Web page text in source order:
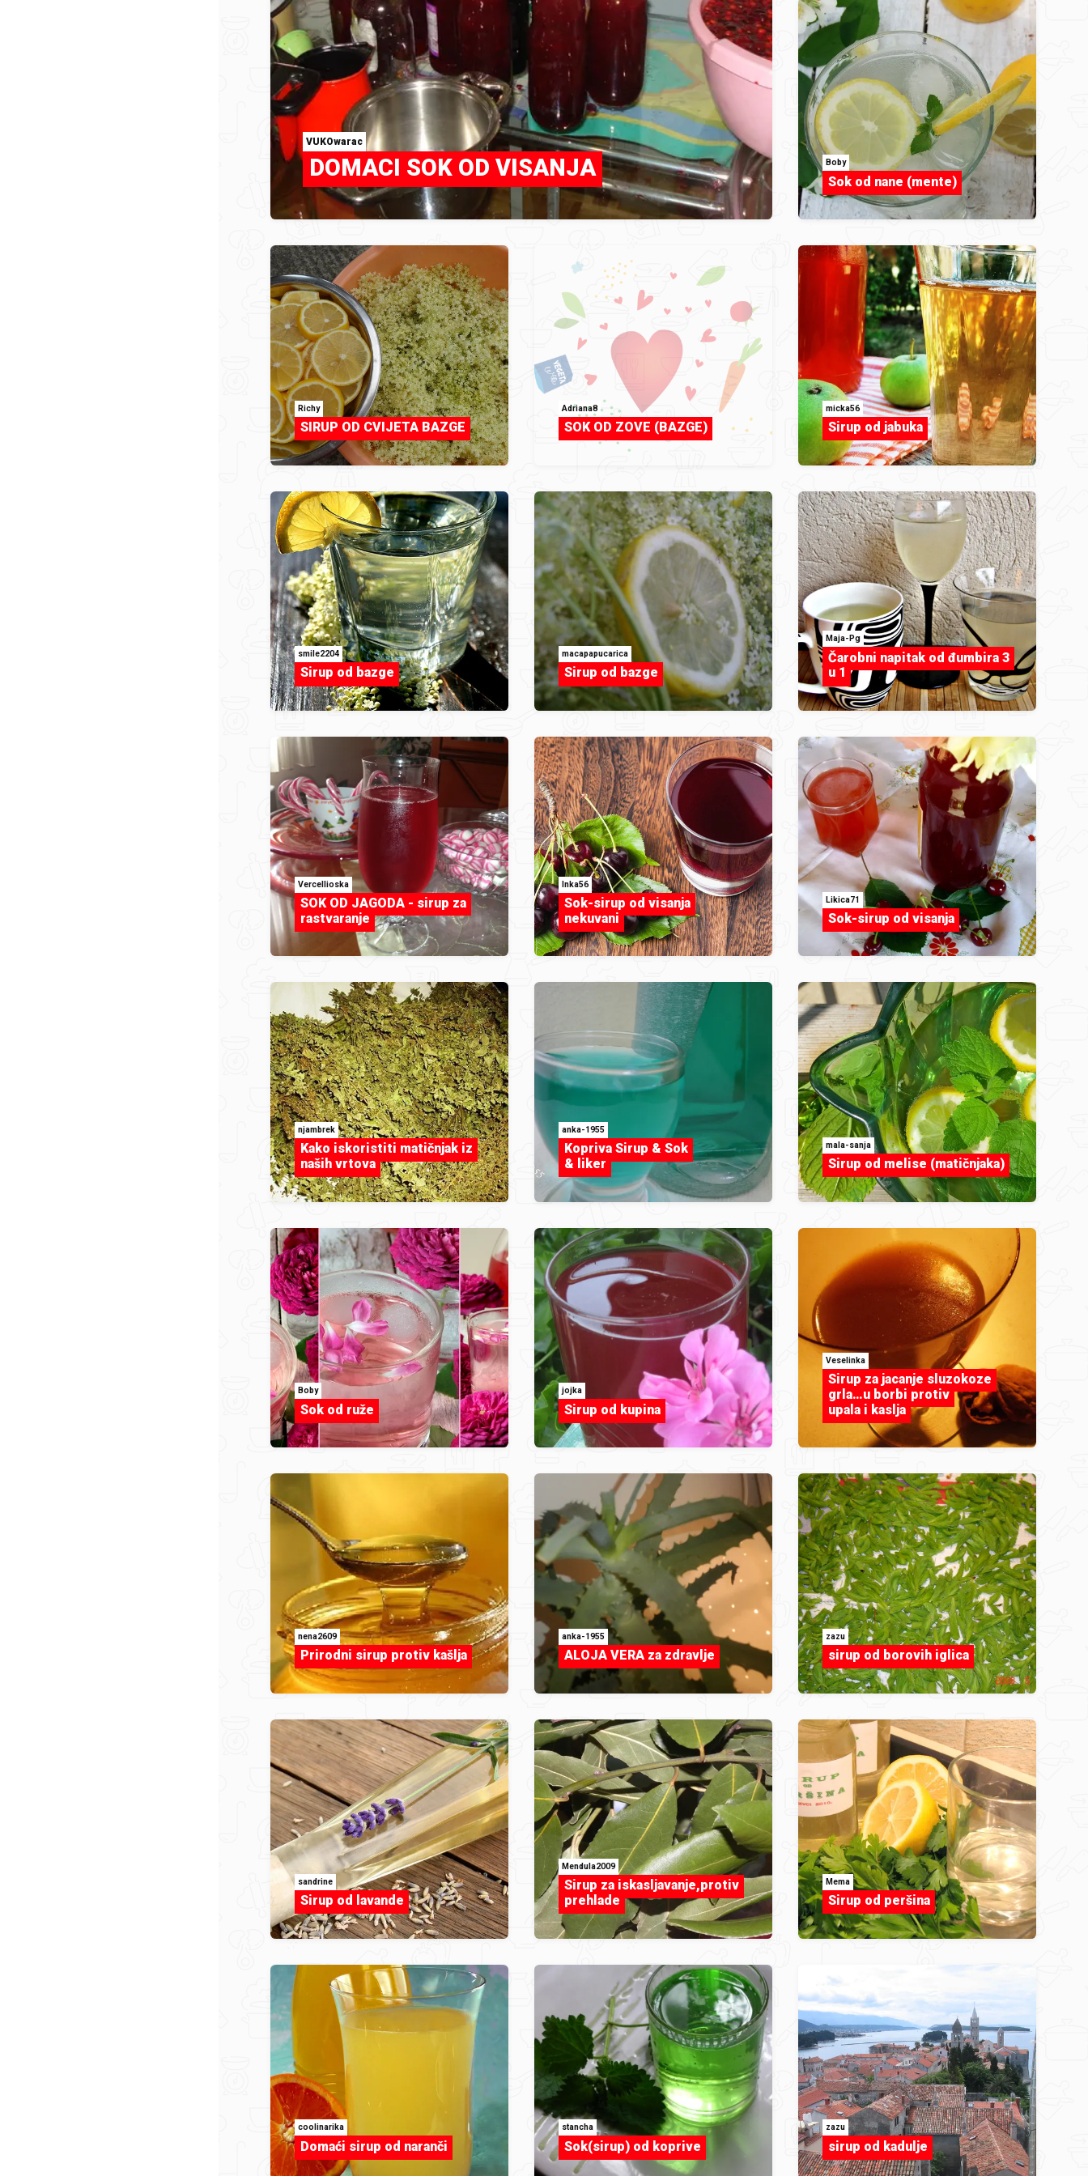
VUKOwarac
DOMACI SOK OD VISANJA Boby
Sok od nane (mente)
Richy
SIRUP OD CVIJETA BAZGE
Adriana8
SOK OD ZOVE (BAZGE)
micka56
Sirup od jabuka
smile2204
Sirup od bazge
macapapucarica
Sirup od bazge
Maja-Pg
Čarobni napitak od đumbira 3
u 1
VerceIlioska
SOK OD JAGODA - sirup za
rastvaranje
Inka56
Sok-sirup od visanja
nekuvani
Likica71
Sok-sirup od visanja
njambrek
Kako iskoristiti matičnjak iz
naših vrtova
anka-1955
Kopriva Sirup & Sok
& liker
mala-sanja
Sirup od melise (matičnjaka)
Boby
Sok od ruže
jojka
Sirup od kupina
Veselinka
Sirup za jacanje sluzokoze
grla…u borbi protiv
upala i kaslja
nena2609
Prirodni sirup protiv kašlja
anka-1955
ALOJA VERA za zdravlje
zazu
sirup od borovih iglica
sandrine
Sirup od lavande
Mendula2009
Sirup za iskasljavanje,protiv
prehlade
Mema
Sirup od peršina
coolinarika
Domaći sirup od naranči
stancha
Sok(sirup) od koprive
zazu
sirup od kadulje